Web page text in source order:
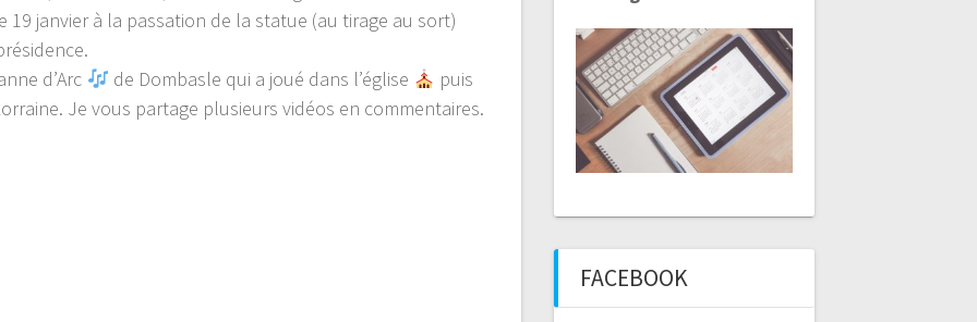
19 janvier à la passation de la statue (au tirage au sort)
d’Arc
de Dombasle qui a joué dans l’église
puis
Je vous partage plusieurs vidéos en commentaires.
FACEBOOK